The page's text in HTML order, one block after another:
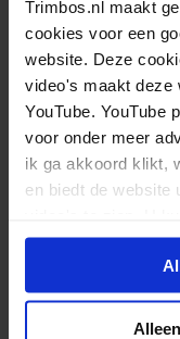
Trimbos.nl maakt
cookies voor een
website. Deze
video's maakt deze
YouTube. YouTube
voor onder meer
ik ga akkoord klikt,
en biedt de website
intrekken.
Gevaarlijke
Lees meer